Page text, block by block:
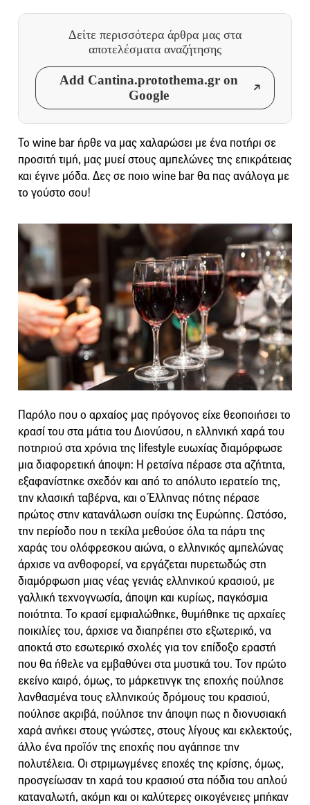
Δείτε περισσότερα άρθρα μας στα
αποτελέσματα αναζήτησης
Add Cantina.protothema.gr on
Google
Το wine bar ήρθε να μας χαλαρώσει με ένα ποτήρι σε
προσιτή τιμή, μας μυεί στους αμπελώνες της επικράτειας
και έγινε μόδα. Δες σε ποιο wine bar θα πας ανάλογα με
το γούστο σου!
Παρόλο που ο αρχαίος μας πρόγονος είχε θεοποιήσει το
κρασί του στα μάτια του Διονύσου, η ελληνική χαρά του
ποτηριού στα χρόνια της lifestyle ευωχίας διαμόρφωσε
μια διαφορετική άποψη: Η ρετσίνα πέρασε στα αζήτητα,
εξαφανίστηκε σχεδόν και από το απόλυτο ιερατείο της,
την κλασική ταβέρνα, και ο Έλληνας πότης πέρασε
πρώτος στην κατανάλωση ουίσκι της Ευρώπης. Ωστόσο,
την περίοδο που η τεκίλα μεθούσε όλα τα πάρτι της
χαράς του ολόφρεσκου αιώνα, ο ελληνικός αμπελώνας
άρχισε να ανθοφορεί, να εργάζεται πυρετωδώς στη
διαμόρφωση μιας νέας γενιάς ελληνικού κρασιού, με
γαλλική τεχνογνωσία, άποψη και κυρίως, παγκόσμια
ποιότητα. Το κρασί εμφιαλώθηκε, θυμήθηκε τις αρχαίες
ποικιλίες του, άρχισε να διαπρέπει στο εξωτερικό, να
αποκτά στο εσωτερικό σχολές για τον επίδοξο εραστή
που θα ήθελε να εμβαθύνει στα μυστικά του. Τον πρώτο
εκείνο καιρό, όμως, το μάρκετινγκ της εποχής πούλησε
λανθασμένα τους ελληνικούς δρόμους του κρασιού,
πούλησε ακριβά, πούλησε την άποψη πως η διονυσιακή
χαρά ανήκει στους γνώστες, στους λίγους και εκλεκτούς,
άλλο ένα προϊόν της εποχής που αγάπησε την
πολυτέλεια. Οι στριμωγμένες εποχές της κρίσης, όμως,
προσγείωσαν τη χαρά του κρασιού στα πόδια του απλού
καταναλωτή, ακόμη και οι καλύτερες οικογένειες μπήκαν